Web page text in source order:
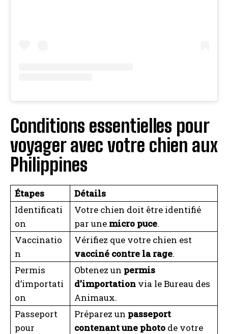
Conditions essentielles pour
voyager avec votre chien aux
Philippines
Étapes
Détails
Identificati
on
Votre chien doit être identifié
par une micro puce.
Vaccinatio
n
Vérifiez que votre chien est
vacciné contre la rage.
Permis
d’importati
on
Obtenez un permis
d’importation via le Bureau des
Animaux.
Passeport
pour
Préparez un passeport
contenant une photo de votre